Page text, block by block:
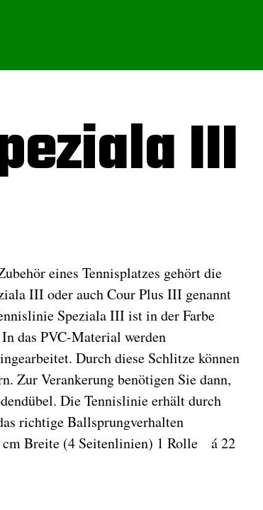
III
eines Tennisplatzes gehört die
III oder auch Cour Plus III genannt
Speziala III ist in der Farbe
das PVC-Material werden
Durch diese Schlitze können
Zur Verankerung benötigen Sie dann,
Die Tennislinie erhält durch
richtige Ballsprungverhalten
Breite (4 Seitenlinien) 1 Rolle á 22